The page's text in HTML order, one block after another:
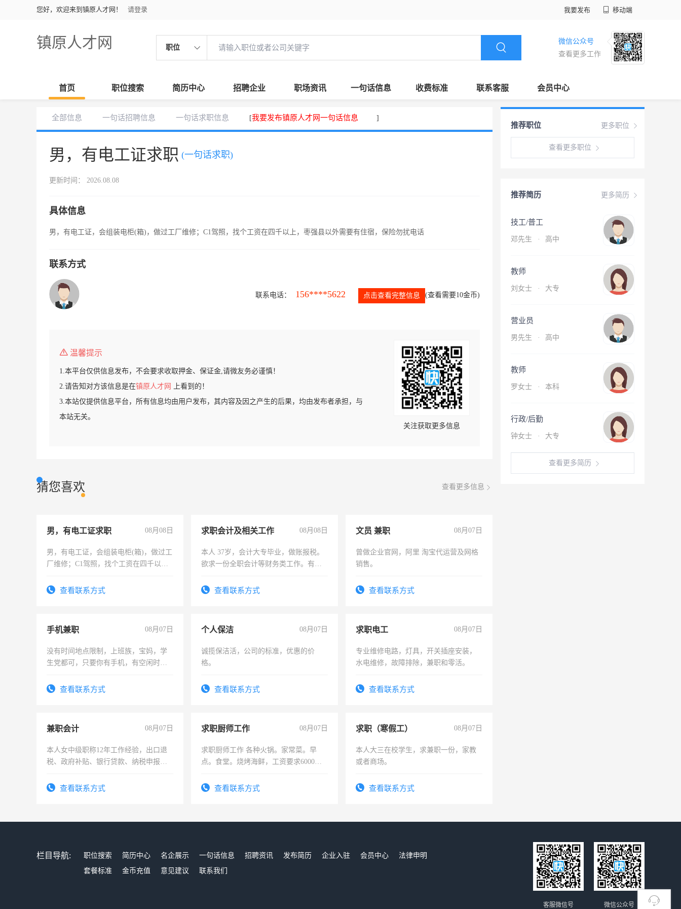
您好，欢迎来到镇原人才网！ 请登录 我要发布 移动端
镇原人才网 职位
微信公众号
查看更多工作
首页 职位搜索 简历中心 招聘企业 职场资讯 一句话信息 收费标准 联系客服 会员中心
全部信息 一句话招聘信息 一句话求职信息 [我要发布镇原人才网一句话信息 ]
男，有电工证求职 (一句话求职)
更新时间： 2026.08.08
具体信息
男，有电工证，会组装电柜(箱)，做过工厂维修；C1驾照，找个工资在四千以上，枣强县以外需要有住宿，保险勿扰电话
联系方式
联系电话： 156****5622 点击查看完整信息 (查看需要10金币)
温馨提示
1.本平台仅供信息发布，不会要求收取押金、保证金,请微友务必谨慎！
2.请告知对方该信息是在镇原人才网
上看到的！
3.本站仅提供信息平台，所有信息均由用户发布，其内容及因之产生的后果，均由发布者承担，与
本站无关。
关注获取更多信息
猜您喜欢 查看更多信息
男，有电工证求职 08月08日
男，有电工证，会组装电柜(箱)，做过工
厂维修；C1驾照，找个工资在四千以
电话查看联系方式
求职会计及相关工作 08月08日
本人 37岁，会计大专毕业，做账报税。
欲求一份全职会计等财务类工作。有会
查看联系方式
文员 兼职 08月07日
曾做企业官网，阿里 淘宝代运营及网格
销售。
查看联系方式
手机兼职 08月07日
没有时间地点限制，上班族，宝妈，学
生党都可，只要你有手机，有空闲时
勤快的四五十，每天挣零花钱没问题！
查看联系方式
个人保洁 08月07日
诚揽保洁活，公司的标准，优惠的价
格。
查看联系方式
求职电工 08月07日
专业维修电路，灯具，开关插座安装，
水电维修，故障排除，兼职和零活。
查看联系方式
兼职会计 08月07日
本人女中级职称12年工作经验，出口退
税、政府补贴、银行贷款、纳税申报、
务，财务咨询等业务。欲求兼职会计工
查看联系方式
求职厨师工作 08月07日
求职厨师工作 各种火锅。家常菜。早
点。食堂。烧烤海鲜，工资要求6000以
查看联系方式
求职（寒假工） 08月07日
本人大三在校学生，求兼职一份，家教
或者商场。
查看联系方式
更多职位
推荐职位
查看更多职位
更多简历
推荐简历
技工/普工
邓先生 · 高中
教师
刘女士 · 大专
营业员
男先生 · 高中
教师
罗女士 · 本科
行政/后勤
钟女士 · 大专
查看更多简历
栏目导航: 职位搜索 简历中心 名企展示 一句话信息 招聘资讯 发布简历 企业入驻 会员中心
法律申明
套餐标准
金币充值 意见建议 联系我们
微信公众号
客服微信号